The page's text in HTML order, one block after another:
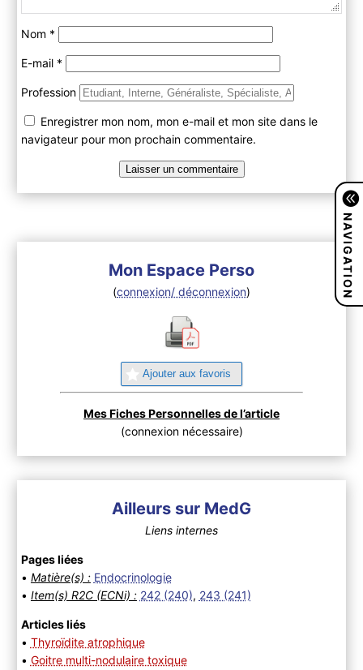
Nom *
E-mail *
Profession
Enregistrer mon nom, mon e-mail et mon site dans le
navigateur pour mon prochain commentaire.
Mon Espace Perso
(connexion/ déconnexion)
Ajouter aux favoris
Mes Fiches Personnelles de l’article
(connexion nécessaire)
Ailleurs sur MedG
Liens internes
Pages liées
• Matière(s) : Endocrinologie
• Item(s) R2C (ECNi) : 242 (240), 243 (241)
Articles liés
• Thyroïdite atrophique
• Goitre multi-nodulaire toxique
NAVIGATION